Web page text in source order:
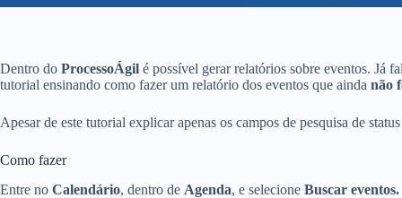
Dentro do ProcessoÁgil é possível gerar relatórios sobre eventos. Já
tutorial ensinando como fazer um relatório dos eventos que ainda não
Apesar de este tutorial explicar apenas os campos de pesquisa de
Como fazer
Entre no Calendário, dentro de Agenda, e selecione Buscar eventos.